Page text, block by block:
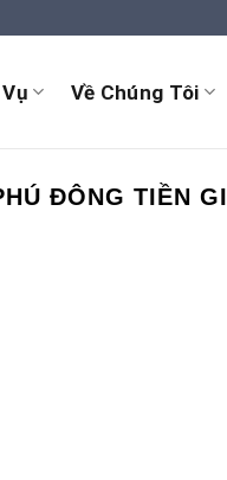
Về Chúng Tôi
ĐÔNG TIỀN